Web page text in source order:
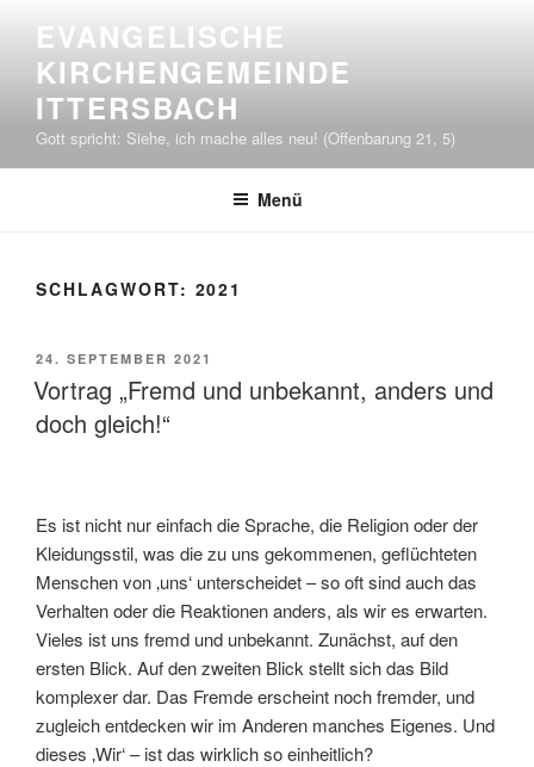
springen
EVANGELISCHE
KIRCHENGEMEINDE
ITTERSBACH
Gott spricht: Siehe, ich mache alles neu! (Offenbarung 21, 5)
Menü
SCHLAGWORT: 2021
VERÖFFENTLICHT
AM
24. SEPTEMBER 2021
Vortrag „Fremd und unbekannt, anders und
doch gleich!“
Es ist nicht nur einfach die Sprache, die Religion oder der
Kleidungsstil, was die zu uns gekommenen, geflüchteten
Menschen von ‚uns‘ unterscheidet – so oft sind auch das
Verhalten oder die Reaktionen anders, als wir es erwarten.
Vieles ist uns fremd und unbekannt. Zunächst, auf den
ersten Blick. Auf den zweiten Blick stellt sich das Bild
komplexer dar. Das Fremde erscheint noch fremder, und
zugleich entdecken wir im Anderen manches Eigenes. Und
dieses ‚Wir‘ – ist das wirklich so einheitlich?